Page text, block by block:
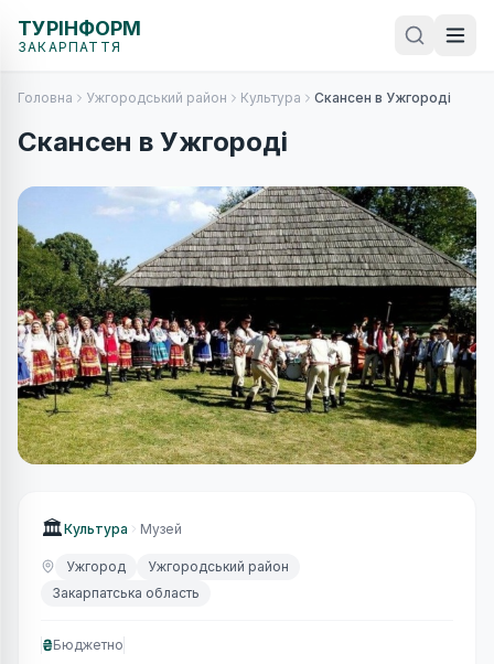
ТУРІНФОРМ
ЗАКАРПАТТЯ
Головна Ужгородський район Культура Скансен в Ужгороді
Скансен в Ужгороді
🏛Культура Музей
Ужгород
Ужгородський район
Закарпатська область
₴Бюджетно